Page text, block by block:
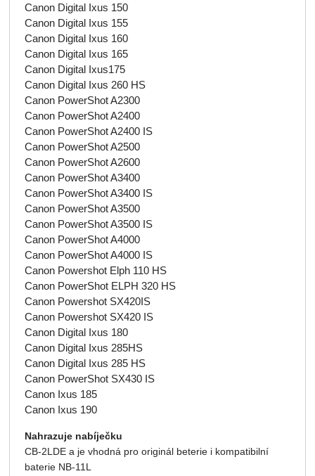
Canon Digital Ixus 150
Canon Digital Ixus 155
Canon Digital Ixus 160
Canon Digital Ixus 165
Canon Digital Ixus175
Canon Digital Ixus 260 HS
Canon PowerShot A2300
Canon PowerShot A2400
Canon PowerShot A2400 IS
Canon PowerShot A2500
Canon PowerShot A2600
Canon PowerShot A3400
Canon PowerShot A3400 IS
Canon PowerShot A3500
Canon PowerShot A3500 IS
Canon PowerShot A4000
Canon PowerShot A4000 IS
Canon Powershot Elph 110 HS
Canon PowerShot ELPH 320 HS
Canon Powershot SX420IS
Canon Powershot SX420 IS
Canon Digital Ixus 180
Canon Digital Ixus 285HS
Canon Digital Ixus 285 HS
Canon PowerShot SX430 IS
Canon Ixus 185
Canon Ixus 190
Nahrazuje nabíječku
CB-2LDE a je vhodná pro originál beterie i kompatibilní
baterie NB-11L